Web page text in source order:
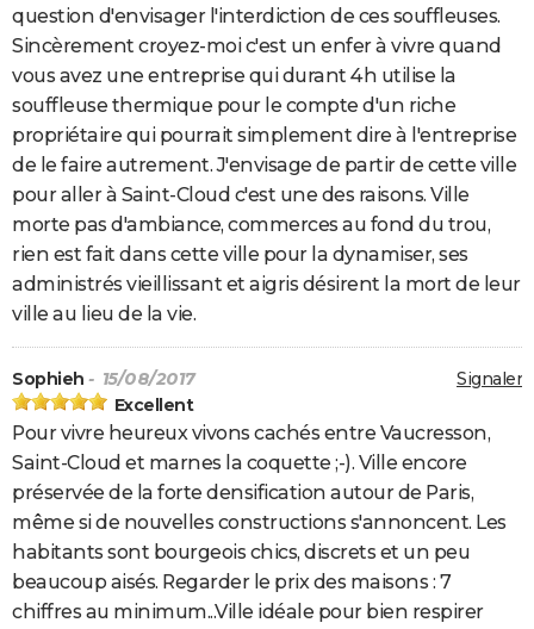
question d'envisager l'interdiction de ces souffleuses.
Sincèrement croyez-moi c'est un enfer à vivre quand
vous avez une entreprise qui durant 4h utilise la
souffleuse thermique pour le compte d'un riche
propriétaire qui pourrait simplement dire à l'entreprise
de le faire autrement. J'envisage de partir de cette ville
pour aller à Saint-Cloud c'est une des raisons. Ville
morte pas d'ambiance, commerces au fond du trou,
rien est fait dans cette ville pour la dynamiser, ses
administrés vieillissant et aigris désirent la mort de leur
ville au lieu de la vie.
Signaler
Sophieh - 15/08/2017
Excellent
Pour vivre heureux vivons cachés entre Vaucresson,
Saint-Cloud et marnes la coquette ;-). Ville encore
préservée de la forte densification autour de Paris,
même si de nouvelles constructions s'annoncent. Les
habitants sont bourgeois chics, discrets et un peu
beaucoup aisés. Regarder le prix des maisons : 7
chiffres au minimum...Ville idéale pour bien respirer